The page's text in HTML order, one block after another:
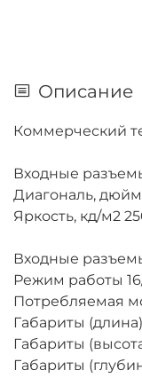
Описание
Коммерческий
Входные
Диагональ,
Яркость, кд/м2
Входные
Режим работы
Потребляемая
Габариты
Габариты
Габариты